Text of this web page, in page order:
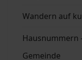
Wandern auf
Hausnummern
Gemeinde